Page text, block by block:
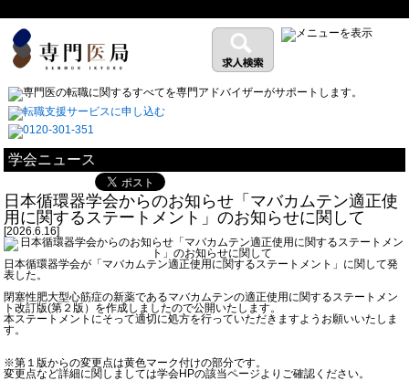
学会ニュース
日本循環器学会からのお知らせ「マバカムテン適正使
用に関するステートメント」のお知らせに関して
[2026.6.16]
日本循環器学会が「マバカムテン適正使用に関するステートメント」に関して発
表した。
閉塞性肥大型心筋症の新薬であるマバカムテンの適正使用に関するステートメン
ト改訂版(第２版）を作成しましたので公開いたします。
本ステートメントにそって適切に処方を行っていただきますようお願いいたしま
す。
※第１版からの変更点は黄色マーク付けの部分です。
変更点など詳細に関しましては学会HPの該当ページよりご確認ください。